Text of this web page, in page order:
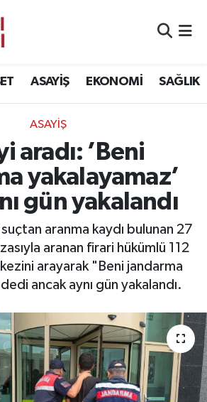
ASAYİŞ EKONOMİ SAĞLIK
ASAYİŞ
aradı: ’Beni
yakalayamaz’
gün yakalandı
aranma kaydı bulunan 27
aranan firari hükümlü 112
arayarak "Beni jandarma
ancak aynı gün yakalandı.
Durumu ve Fikstür